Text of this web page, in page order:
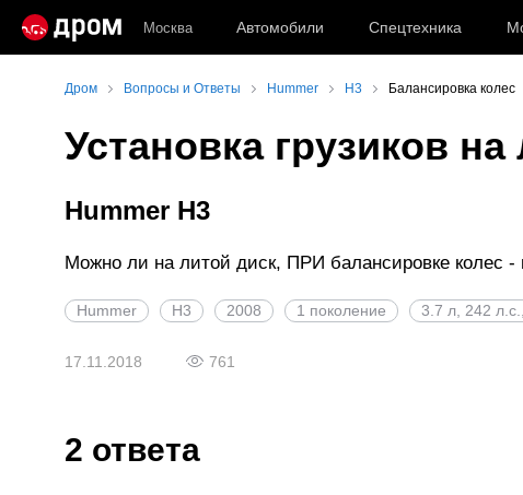
Москва Автомобили Спецтехника
Дром Вопросы и Ответы Hummer H3 Балансировка колес
Установка грузиков
Hummer H3
Можно ли на литой диск, ПРИ балансировке колес -
Hummer H3 2008 1 поколение 3.7 л, 242
17.11.2018 761
2 ответа